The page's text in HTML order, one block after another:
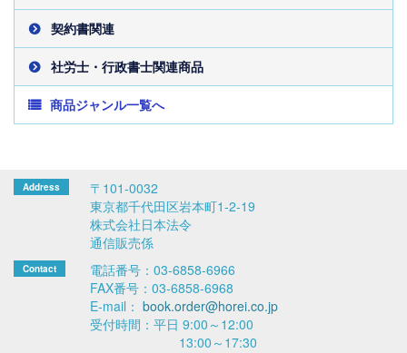
契約書関連
社労士・行政書士関連商品
商品ジャンル一覧へ
〒101-0032
東京都千代田区岩本町1-2-19
株式会社日本法令
通信販売係
電話番号：03-6858-6966
FAX番号：03-6858-6968
E-mail： book.order@horei.co.jp
受付時間：平日 9:00～12:00
13:00～17:30